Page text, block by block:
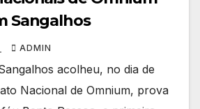
Sangalhos
ADMIN
acolheu, no dia de
Nacional de Omnium, prova